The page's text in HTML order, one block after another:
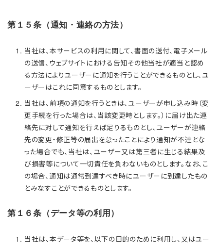
第１５条（通知・連絡の方法）
当社は、本サービスの利用に関して、書面の送付、電子メール
の送信、ウェブサイトにおける告知その他当社が適当と認め
る方法によりユーザーに通知を行うことができるものとし、ユ
ーザーはこれに同意するものとします。
当社は、前項の通知を行うときは、ユーザーが申し込み時（変
更手続を行った場合は、当該変更時とします。）に届け出た連
絡先に対して通知を行えば足りるものとし、ユーザーが連絡
先の変更・修正等の届出を怠ったことにより通知が不達とな
った場合でも、当社は、ユーザー又は第三者に生じる結果及
び損害等について一切責任を負わないものとします。なお、こ
の場合、通知は通常到達すべき時にユーザーに到達したもの
とみなすことができるものとします。
第１６条（データ等の利用）
当社は、本データ等を、以下の目的のために利用し、又はユー